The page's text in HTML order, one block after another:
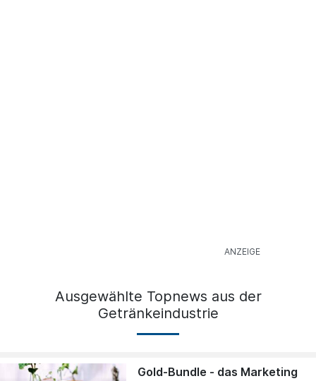
Ausgewählte Topnews aus der
Getränkeindustrie
Gold-Bundle - das Marketing